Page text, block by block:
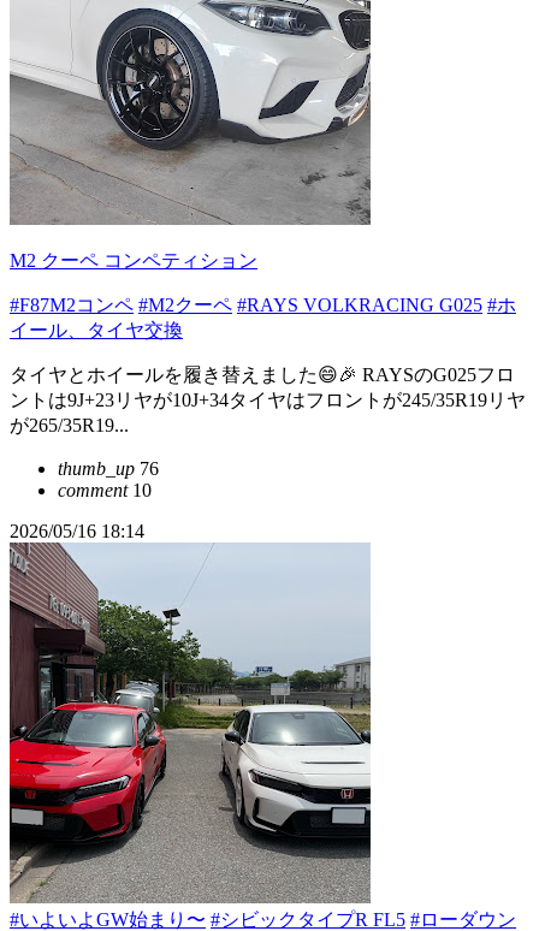
M2 クーペ コンペティション
#F87M2コンペ #M2クーペ #RAYS VOLKRACING G025 #ホ
イール、タイヤ交換
タイヤとホイールを履き替えました😄🎉 RAYSのG025フロ
ントは9J+23リヤが10J+34タイヤはフロントが245/35R19リヤ
が265/35R19...
thumb_up 76
comment10
2026/05/16 18:14
#いよいよGW始まり〜 #シビックタイプR FL5 #ローダウン